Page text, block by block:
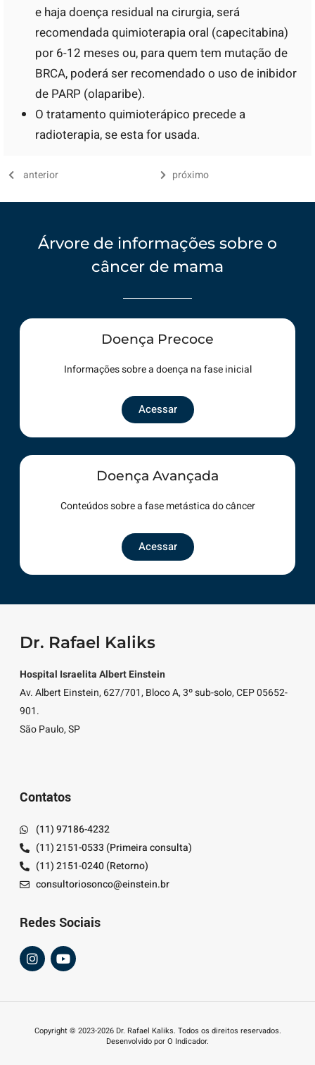
e haja doença residual na cirurgia, será
recomendada quimioterapia oral (capecitabina)
por 6-12 meses ou, para quem tem mutação de
BRCA, poderá ser recomendado o uso de inibidor
de PARP (olaparibe).
O tratamento quimioterápico precede a
radioterapia, se esta for usada.
anterior próximo
Árvore de informações sobre o
câncer de mama
Doença Precoce
Informações sobre a doença na fase inicial
Acessar
Doença Avançada
Conteúdos sobre a fase metástica do câncer
Acessar
Dr. Rafael Kaliks
Hospital Israelita Albert Einstein
Av. Albert Einstein, 627/701, Bloco A, 3º sub-solo, CEP 05652-
901.
São Paulo, SP
Contatos
(11) 97186-4232
(11) 2151-0533 (Primeira consulta)
(11) 2151-0240 (Retorno)
consultoriosonco@einstein.br
Redes Sociais
Copyright © 2023-2026 Dr. Rafael Kaliks. Todos os direitos reservados.
Desenvolvido por O Indicador.